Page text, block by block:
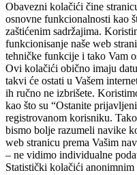
Obavezni kolačići čine
osnovne funkcionalnosti kao
zaštićenim sadržajima.
funkcionisanje naše web
tehničke funkcije i tako Vam
Ovi kolačići obično imaju
takvi će ostati u Vašem
ih ručno ne izbrišete.
kao što su “Ostanite
registrovanom korisniku.
bismo bolje razumeli navike
web stranicu prema Vašim
– ne vidimo individualne
Statistički kolačići